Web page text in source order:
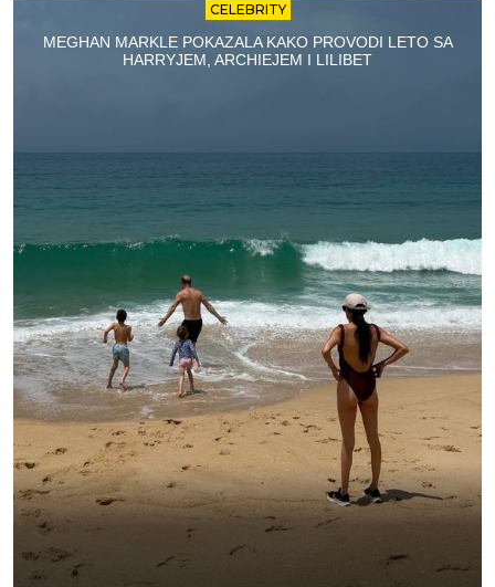
CELEBRITY
MEGHAN MARKLE POKAZALA KAKO PROVODI LETO SA
HARRYJEM, ARCHIEJEM I LILIBET